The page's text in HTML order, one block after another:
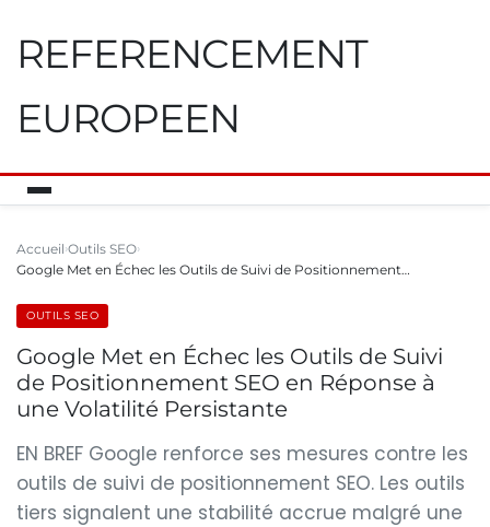
REFERENCEMENT
EUROPEEN
Accueil Outils SEO
Google Met en Échec les Outils de Suivi de Positionnement…
OUTILS SEO
Google Met en Échec les Outils de Suivi
de Positionnement SEO en Réponse à
une Volatilité Persistante
EN BREF Google renforce ses mesures contre les
outils de suivi de positionnement SEO. Les outils
tiers signalent une stabilité accrue malgré une